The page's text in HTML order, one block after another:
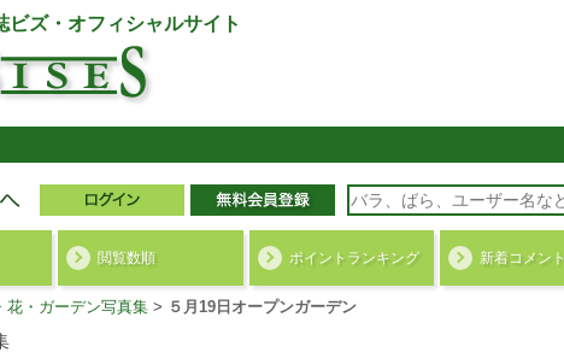
ビズ・オフィシャルサイト
閲覧数順 ポイント ランキング 新着コメント
花・ガーデン写真集 > ５月19日オープンガーデン